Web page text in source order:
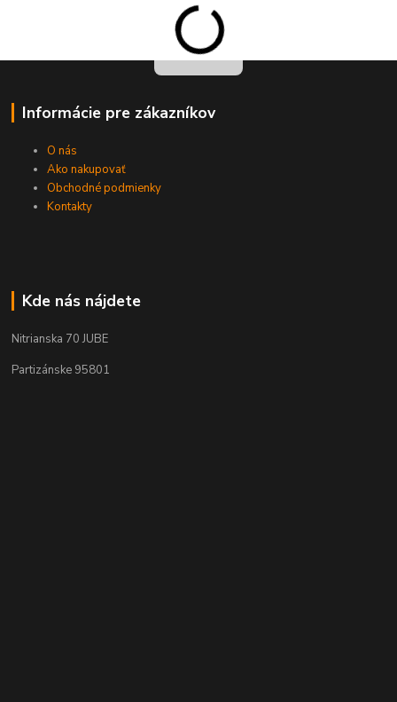
Informácie pre zákazníkov
O nás
Ako nakupovať
Obchodné podmienky
Kontakty
Kde nás nájdete
Nitrianska 70 JUBE
Partizánske 95801